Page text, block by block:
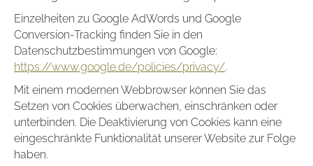
Einzelheiten zu Google AdWords und Google
Conversion-Tracking finden Sie in den
Datenschutzbestimmungen von Google:
https://www.google.de/policies/privacy/.
Mit einem modernen Webbrowser können Sie das
Setzen von Cookies überwachen, einschränken oder
unterbinden. Die Deaktivierung von Cookies kann eine
eingeschränkte Funktionalität unserer Website zur Folge
haben.